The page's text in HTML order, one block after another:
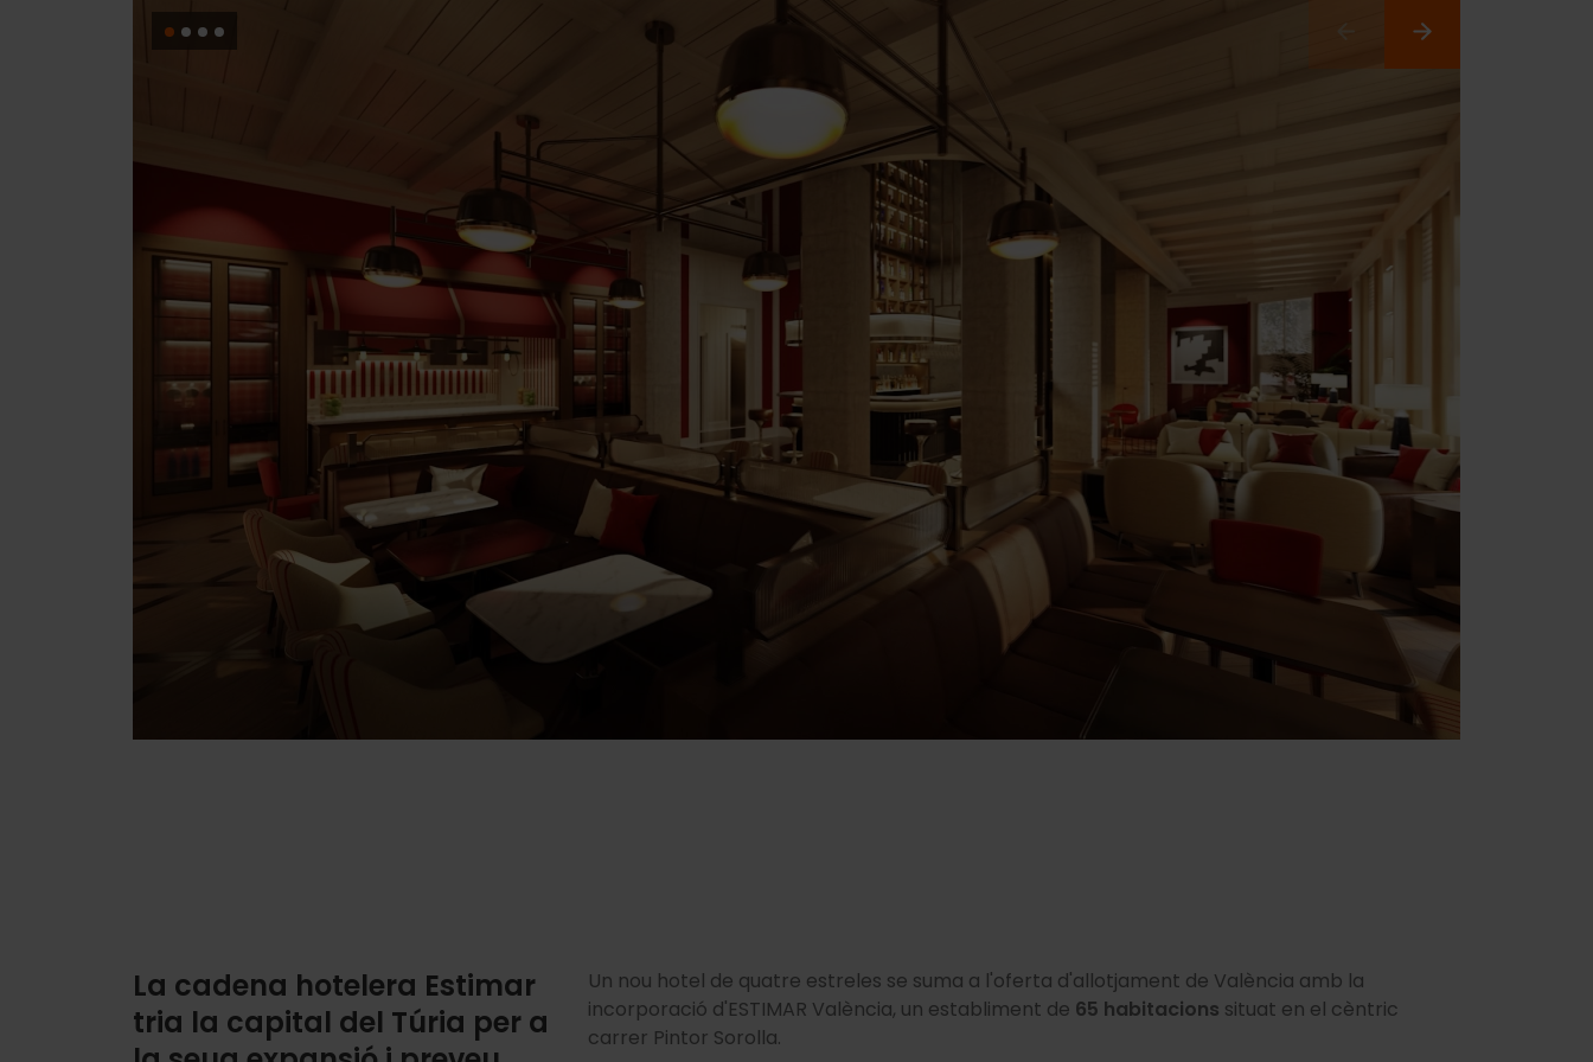
La cadena hotelera Estimar
tria la capital del Túria per a
Un nou hotel de quatre estreles se suma a l'oferta d'allotjament de València amb la
incorporació d'ESTIMAR València, un establiment de 65 habitacions situat en el cèntric
carrer Pintor Sorolla.